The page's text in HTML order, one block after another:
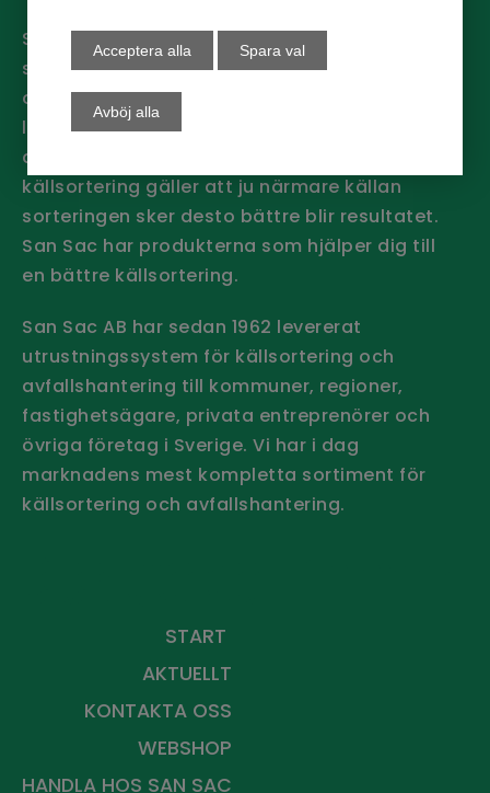
Acceptera alla Spara val
Avböj alla
San Sacs produkter finns i nästan alla
sammanhang där man tänker källsortering
och avfallshantering. Därför är vår vision
logisk - att göra källsortering till en naturlig
del av varje människas vardag. Som vid all
källsortering gäller att ju närmare källan
sorteringen sker desto bättre blir resultatet.
San Sac har produkterna som hjälper dig till
en bättre källsortering.
San Sac AB har sedan 1962 levererat
utrustningssystem för källsortering och
avfallshantering till kommuner, regioner,
fastighetsägare, privata entreprenörer och
övriga företag i Sverige. Vi har i dag
marknadens mest kompletta sortiment för
källsortering och avfallshantering.
START
AKTUELLT
KONTAKTA OSS
WEBSHOP
HANDLA HOS SAN SAC